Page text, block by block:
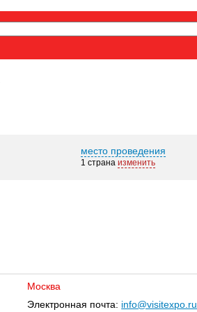
место проведения
1 страна изменить
Москва
Электронная почта: info@visitexpo.ru